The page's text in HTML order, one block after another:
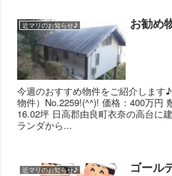
近マリのお知らせ♪ お勧め
今週のおすすめ物件をご紹介します
物件）No.2259!(^^)! 価格：400万円
16.02坪 日高郡由良町衣奈の高台に
ランダから...
近マリのお知らせ♪ ゴール